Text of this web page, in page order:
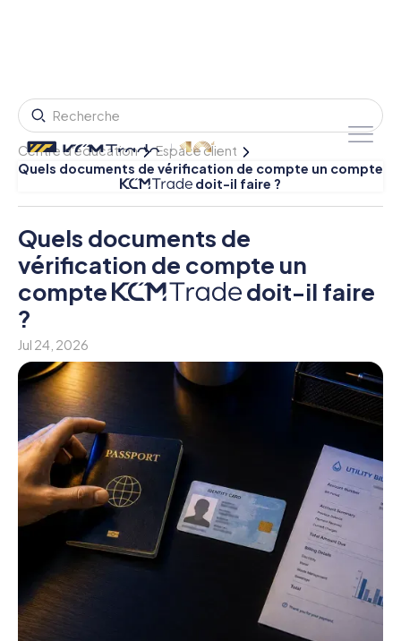
Centre d'éducation
Espace client
Quels documents de vérification de compte un compte
doit-il faire ?
Quels documents de
vérification de compte un
compte
doit-il faire
?
Jul 24, 2026